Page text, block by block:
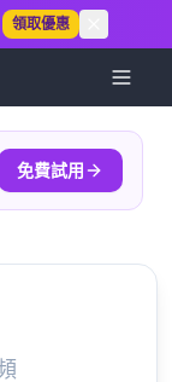
領取優惠
免費試用